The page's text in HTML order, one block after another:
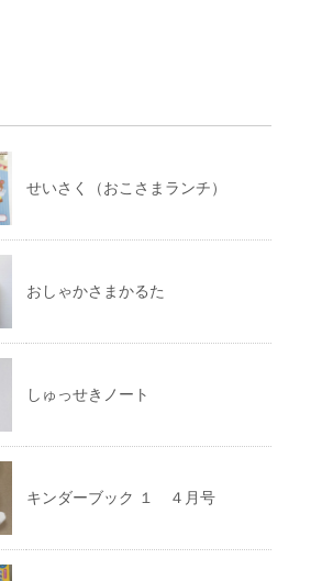
せいさく（おこさまランチ）
おしゃかさまかるた
しゅっせきノート
キンダーブック １ ４月号